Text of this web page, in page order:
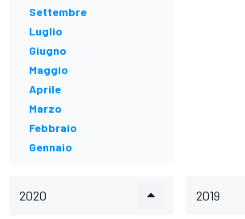
Settembre
Luglio
Giugno
Maggio
Aprile
Marzo
Febbraio
Gennaio
2020 2019